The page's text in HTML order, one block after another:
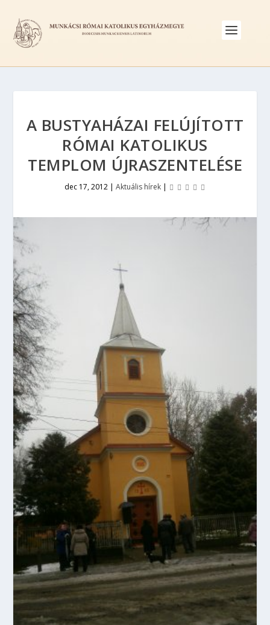
A BUSTYAHÁZAI FELÚJÍTOTT
RÓMAI KATOLIKUS
TEMPLOM ÚJRASZENTELÉSE
dec 17, 2012| Aktuális hírek|